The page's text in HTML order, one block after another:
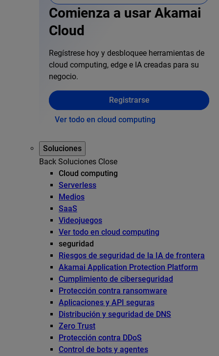
Comienza a usar Akamai
Cloud
Regístrese hoy y desbloquee herramientas de
cloud computing, edge e IA creadas para su
negocio.
Registrarse
Ver todo en cloud computing
Soluciones
Back Soluciones Close
Cloud computing
Serverless
Medios
SaaS
Videojuegos
Ver todo en cloud computing
seguridad
Riesgos de seguridad de la IA de frontera
Akamai Application Protection Platform
Cumplimiento de ciberseguridad
Protección contra ransomware
Aplicaciones y API seguras
Distribución y seguridad de DNS
Zero Trust
Protección contra DDoS
Control de bots y agentes